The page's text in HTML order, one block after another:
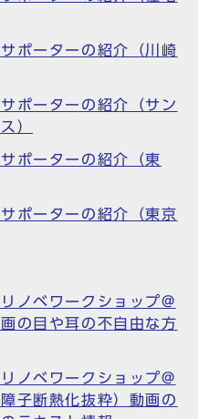
ポーターの紹介（川崎
ポーターの紹介（サン
）
ポーターの紹介（東
ポーターの紹介（東京
ノベワークショップ@
の目や耳の不自由な方
ノベワークショップ@
子断熱化抜粋）動画の